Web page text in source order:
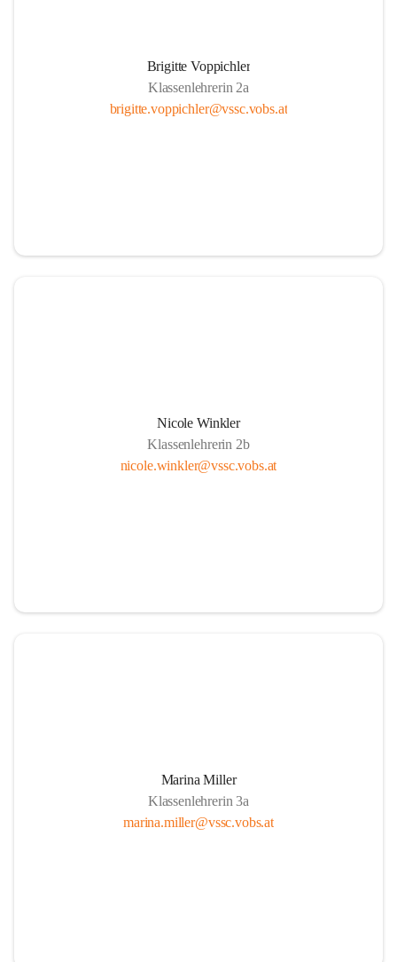
Brigitte Voppichler
Klassenlehrerin 2a
brigitte.voppichler@vssc.vobs.at
Nicole Winkler
Klassenlehrerin 2b
nicole.winkler@vssc.vobs.at
Marina Miller
Klassenlehrerin 3a
marina.miller@vssc.vobs.at